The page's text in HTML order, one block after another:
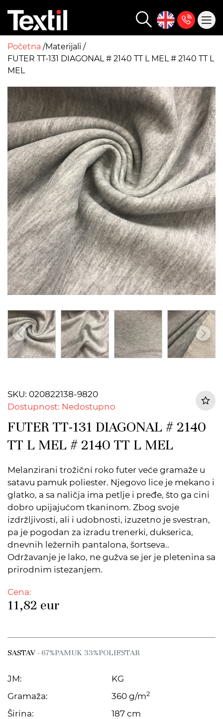
Početna Materijali
FUTER TT-131 DIAGONAL # 2140 TT L MEL # 2140 TT L
MEL
SKU: 020822138-9820
Dostupnost: Nedostupno
FUTER TT-131 DIAGONAL # 2140
TT L MEL # 2140 TT L MEL
Melanzirani trožični roko futer veće gramaže u
satavu pamuk poliester. Njegovo lice je mekano i
glatko, a sa naličja ima petlje i pređe, što ga cini
dobro upijajućom tkaninom. Zbog svoje
izdržljivosti, ali i udobnosti, izuzetno je svestran,
pa je pogodan za izradu trenerki, dukserica,
dnevnih ležernih pantalona, šortseva..
Održavanje je lako, ne gužva se jer je pletenina sa
prirodnim istezanjem.
Cena:
11,82 eur
SASTAV- 67%PAMUK 33%POLIESTAR
JM:
KG
Gramaža:
360 g/m2
Širina:
187 cm